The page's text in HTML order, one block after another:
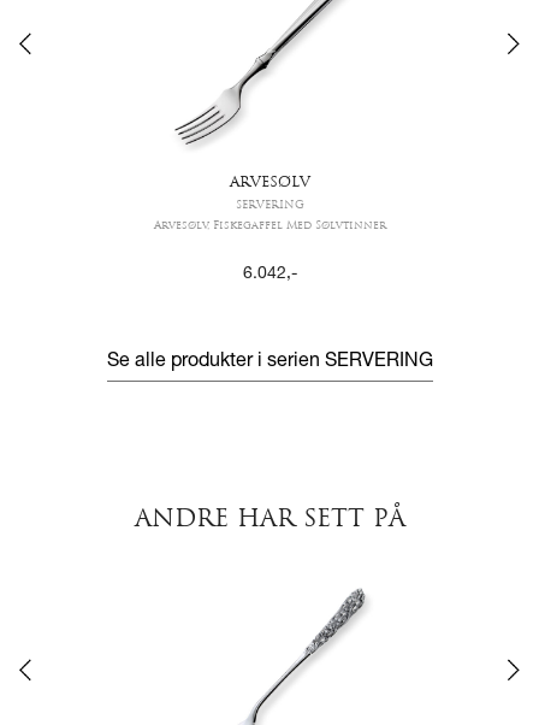
ARVESØLV
SERVERING
Arvesølv, Fiskegaffel Med Sølvtinner
6.042,-
Se alle produkter i serien SERVERING
ANDRE HAR SETT PÅ